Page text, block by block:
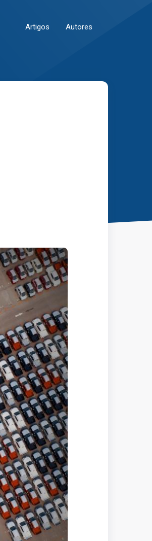
Artigos Autores